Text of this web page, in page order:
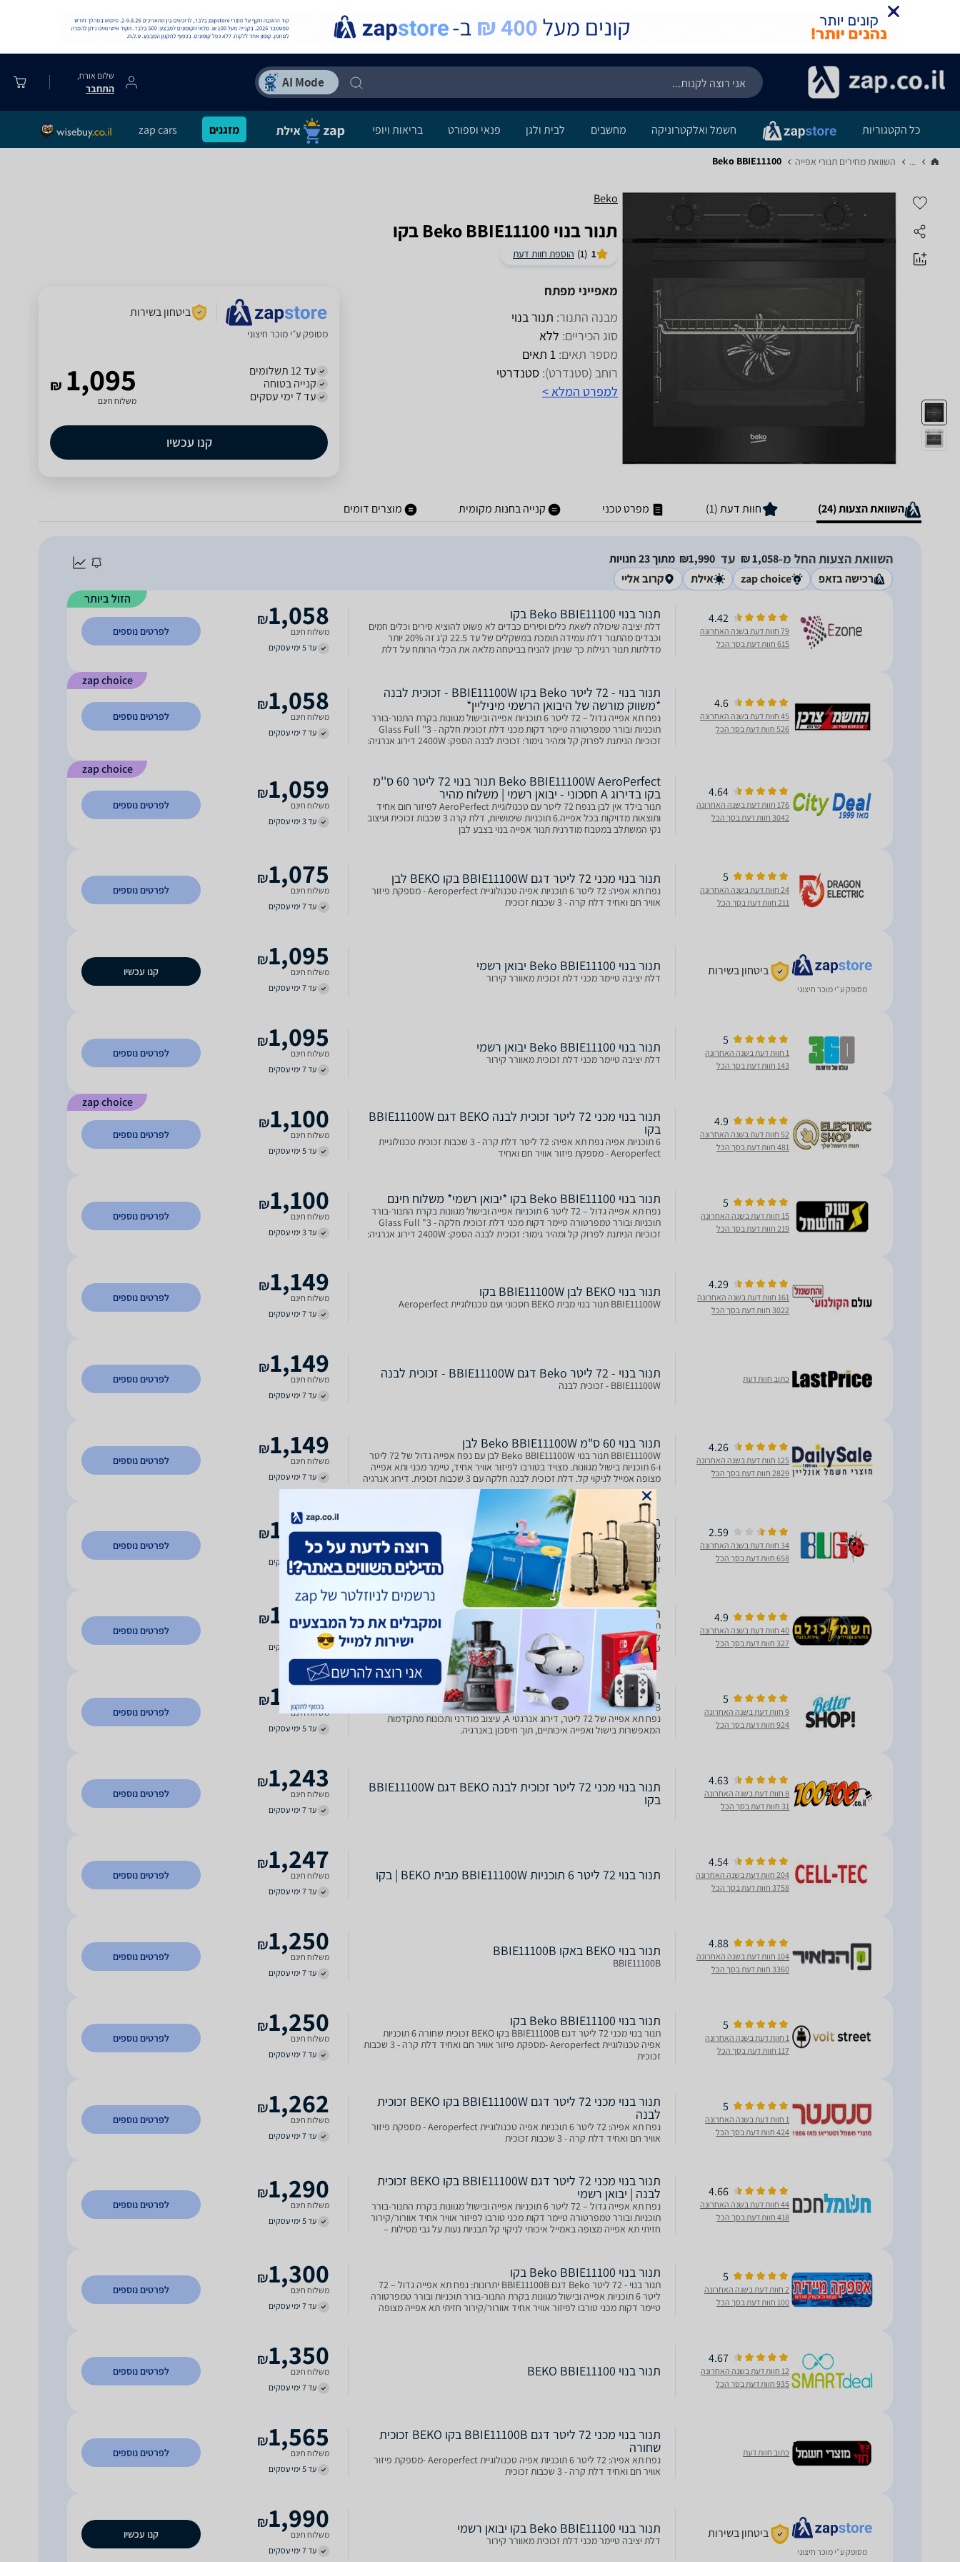
שלום אורח,
התחבר
כל הקטגוריות חשמל ואלקטרוניקה מחשבים לבית ולגן פנאי וספורט בריאות ויופי מזגנים zap cars
... השוואת מחירים תנורי אפייה‏ Beko BBIE11100
Beko
‏תנור בנוי Beko BBIE11100 בקו
1
(1) הוספת חוות דעת
מאפייני מפתח
מבנה התנור: תנור בנוי
סוג הכיריים: ללא
מספר תאים: 1 תאים
רוחב (סטנדרט): סטנדרטי
למפרט המלא >
ביטחון בשירות
מסופק ע״י מוכר חיצוני
עד 12 תשלומים
קנייה בטוחה
עד 7 ימי עסקים
₪ 1,095
משלוח חינם
קנו עכשיו
השוואת הצעות (24) חוות דעת (1) מפרט טכני קנייה בחנות מקומית מוצרים דומים
השוואת הצעות החל מ-1,058‏ ₪ עד 1,990‏₪
מתוך 23 חנויות
רכישה בזאפ
zap choice אילת
קרוב אליי
הזול ביותר
4.42
79 חוות דעת בשנה האחרונה
615 חוות דעת בסך הכל
‏תנור בנוי Beko BBIE11100 בקו
דלת יציבה שיכולה לשאת כלים וסירים כבדים לא פשוט להוציא סירים וכלים חמים
וכבדים מהתנור דלת עמידה תומכת במשקלים של עד 22.5 ק'ג זה 20% יותר
מדלתות תנור רגילות כך שניתן להניח בביטחה מלאה את הכלי הרותח על דלת
1,058
₪
משלוח חינם
עד 5 ימי עסקים
לפרטים נוספים
zap choice
4.6
45 חוות דעת בשנה האחרונה
526 חוות דעת בסך הכל
תנור בנוי - 72 ליטר Beko בקו BBIE11100W - זכוכית לבנה
*משווק מורשה של היבואן הרשמי מיניליין*
נפח תא אפייה גדול – 72 ליטר 6 תוכניות אפייה ובישול מגוונות בקרת התנור-בורר
תוכניות ובורר טמפרטורה טיימר דקות מכני דלת זכוכית חלקה - Glass Full ''3
זכוכיות הניתנת לפרוק קל ומהיר גימור: זכוכית לבנה הספק: 2400W דירוג אנרגיה:
1,058
₪
משלוח חינם
עד 7 ימי עסקים
לפרטים נוספים
zap choice
4.64
176 חוות דעת בשנה האחרונה
3042 חוות דעת בסך הכל
Beko BBIE11100W AeroPerfect תנור בנוי 72 ליטר 60 ס''מ
בקו בדירוג A חסכוני - יבואן רשמי | משלוח מהיר
תנור בילד אין לבן בנפח 72 ליטר עם טכנולוגיית AeroPerfect לפיזור חום אחיד
ותוצאות מדויקות בכל אפייה.6 תוכניות שימושיות, דלת קרה 3 שכבות זכוכית ועיצוב
נקי המשתלב במטבח מודרנית תנור אפייה בנוי בצבע לבן
1,059
₪
משלוח חינם
עד 3 ימי עסקים
לפרטים נוספים
5
24 חוות דעת בשנה האחרונה
211 חוות דעת בסך הכל
תנור בנוי מכני 72 ליטר דגם BBIE11100W בקו BEKO לבן
נפח תא אפיה: 72 ליטר 6 תוכניות אפיה טכנולוגיית Aeroperfect - מספקת פיזור
אוויר חם ואחיד דלת קרה - 3 שכבות זכוכית
1,075
₪
משלוח חינם
עד 7 ימי עסקים
לפרטים נוספים
מסופק ע״י מוכר חיצוני
ביטחון בשירות תנור בנוי Beko BBIE11100 יבואן רשמי
דלת יציבה טיימר מכני דלת זכוכית מאוורר קירור
1,095
₪
משלוח חינם
עד 7 ימי עסקים
קנו עכשיו
5
1 חוות דעת בשנה האחרונה
143 חוות דעת בסך הכל
תנור בנוי Beko BBIE11100 יבואן רשמי
דלת יציבה טיימר מכני דלת זכוכית מאוורר קירור
1,095
₪
משלוח חינם
עד 7 ימי עסקים
לפרטים נוספים
zap choice
4.9
52 חוות דעת בשנה האחרונה
481 חוות דעת בסך הכל
תנור בנוי מכני 72 ליטר זכוכית לבנה BEKO דגם BBIE11100W
בקו
6 תוכניות אפיה נפח תא אפיה: 72 ליטר דלת קרה - 3 שכבות זכוכית טכנולוגיית
Aeroperfect - מספקת פיזור אוויר חם ואחיד
1,100
₪
משלוח חינם
עד 5 ימי עסקים
לפרטים נוספים
5
15 חוות דעת בשנה האחרונה
219 חוות דעת בסך הכל
‏תנור בנוי Beko BBIE11100 בקו *יבואן רשמי* משלוח חינם
נפח תא אפייה גדול – 72 ליטר 6 תוכניות אפייה ובישול מגוונות בקרת התנור-בורר
תוכניות ובורר טמפרטורה טיימר דקות מכני דלת זכוכית חלקה - Glass Full "3
זכוכיות הניתנת לפרוק קל ומהיר גימור: זכוכית לבנה הספק: 2400W דירוג אנרגיה:
1,100
₪
משלוח חינם
עד 3 ימי עסקים
לפרטים נוספים
4.29
161 חוות דעת בשנה האחרונה
3022 חוות דעת בסך הכל
תנור בנוי BEKO לבן BBIE11100W בקו
BBIE11100W תנור בנוי מבית BEKO חסכוני ועם טכנולוגיית Aeroperfect
1,149
₪
משלוח חינם
עד 7 ימי עסקים
לפרטים נוספים
כתוב חוות דעת תנור בנוי - 72 ליטר Beko דגם BBIE11100W - זכוכית לבנה
BBIE11100W - זכוכית לבנה
1,149
₪
משלוח חינם
עד 7 ימי עסקים
לפרטים נוספים
4.26
125 חוות דעת בשנה האחרונה
2829 חוות דעת בסך הכל
תנור בנוי 60 ס"מ Beko BBIE11100W לבן
BBIE11100W תנור בנוי Beko BBIE11100W לבן עם נפח אפייה גדול של 72 ליטר
ו-6 תוכניות בישול מגוונות. מצויד בטורבו לפיזור אוויר אחיד, טיימר מכני ותא אפייה
מצופה אמייל לניקוי קל. דלת זכוכית לבנה חלקה עם 3 שכבות זכוכית. דירוג אנרגיה
A.
1,149
₪
משלוח חינם
עד 7 ימי עסקים
לפרטים נוספים
2.59
34 חוות דעת בשנה האחרונה
658 חוות דעת בסך הכל
Beko בקו
BBIE11100W - זכוכית לבנה נפח תא אפייה גדול – 72 ליטר 6 תוכניות אפייה
ובישול מגוונות בקרת התנור-בורר תוכניות ובורר טמפרטורה טיימר דקות מכני דלת
זכוכית חלקה - Glass Full "3 זכוכיות הניתנת לפרוק קל ומהיר גימור: זכוכית לבנה
הספק: 2400W דירוג אנרגיה: A
1,149
₪
משלוח חינם
עד 4 ימי עסקים
לפרטים נוספים
4.9
40 חוות דעת בשנה האחרונה
327 חוות דעת בסך הכל
תנור בנוי Beko BBIE11100 בקו
תנור בנוי - 72 ליטר Beko דגם BBIE11100B יתרונות: נפח תא אפייה גדול – 72
ליטר 6 תוכניות אפייה ובישול מגוונות בקרת התנור-בורר תוכניות ובורר טמפרטורה
טיימר דקות מכני טורבו לפיזור אוויר אחיד אוורור/קירור חזיתי תא אפייה מצופה
באמייל איכותי לניקוי קל תבניות נע
1,160
₪
משלוח חינם
עד 7 ימי עסקים
לפרטים נוספים
5
9 חוות דעת בשנה האחרונה
924 חוות דעת בסך הכל
תנור בילד אין 72 ליטר בקו Beko BBIE11100B גימור שחור
נפח תא אפייה של 72 ליטר, דירוג אנרגטי A, עיצוב מודרני ותכונות מתקדמות
המאפשרות בישול ואפייה איכותיים, תוך חיסכון באנרגיה.
1,165
₪
משלוח חינם
עד 5 ימי עסקים
לפרטים נוספים
4.63
8 חוות דעת בשנה האחרונה
31 חוות דעת בסך הכל
תנור בנוי מכני 72 ליטר זכוכית לבנה BEKO דגם BBIE11100W
בקו
1,243
₪
משלוח חינם
עד 7 ימי עסקים
לפרטים נוספים
4.54
204 חוות דעת בשנה האחרונה
3758 חוות דעת בסך הכל
תנור בנוי 72 ליטר 6 תוכניות BBIE11100W מבית BEKO | בקו 1,247
₪
משלוח חינם
עד 7 ימי עסקים
לפרטים נוספים
4.88
104 חוות דעת בשנה האחרונה
3360 חוות דעת בסך הכל
תנור בנוי BEKO באקו BBIE11100B
BBIE11100B
1,250
₪
משלוח חינם
עד 7 ימי עסקים
לפרטים נוספים
5
1 חוות דעת בשנה האחרונה
117 חוות דעת בסך הכל
‏תנור בנוי Beko BBIE11100 בקו
תנור בנוי מכני 72 ליטר דגם BBIE11100B בקו BEKO זכוכית שחורה 6 תוכניות
אפיה טכנולוגיית Aeroperfect -מספקת פיזור אוויר חם ואחיד דלת קרה - 3 שכבות
זכוכית
1,250
₪
משלוח חינם
עד 7 ימי עסקים
לפרטים נוספים
5
1 חוות דעת בשנה האחרונה
424 חוות דעת בסך הכל
תנור בנוי מכני 72 ליטר דגם BBIE11100W בקו BEKO זכוכית
לבנה
נפח תא אפיה: 72 ליטר 6 תוכניות אפיה טכנולוגיית Aeroperfect - מספקת פיזור
אוויר חם ואחיד דלת קרה - 3 שכבות זכוכית
1,262
₪
משלוח חינם
עד 7 ימי עסקים
לפרטים נוספים
4.66
44 חוות דעת בשנה האחרונה
418 חוות דעת בסך הכל
תנור בנוי מכני 72 ליטר דגם BBIE11100W בקו BEKO זכוכית
לבנה | יבואן רשמי
נפח תא אפייה גדול – 72 ליטר 6 תוכניות אפייה ובישול מגוונות בקרת התנור-בורר
תוכניות ובורר טמפרטורה טיימר דקות מכני טורבו לפיזור אוויר אחיד אוורור/קירור
חזיתי תא אפייה מצופה באמייל איכותי לניקוי קל תבניות נעות על גבי מסילות –
1,290
₪
משלוח חינם
עד 5 ימי עסקים
לפרטים נוספים
5
2 חוות דעת בשנה האחרונה
100 חוות דעת בסך הכל
תנור בנוי Beko BBIE11100 בקו
תנור בנוי - 72 ליטר Beko דגם BBIE11100B יתרונות: נפח תא אפייה גדול – 72
ליטר 6 תוכניות אפייה ובישול מגוונות בקרת התנור-בורר תוכניות ובורר טמפרטורה
טיימר דקות מכני טורבו לפיזור אוויר אחיד אוורור/קירור חזיתי תא אפייה מצופה
1,300
₪
משלוח חינם
עד 7 ימי עסקים
לפרטים נוספים
4.67
12 חוות דעת בשנה האחרונה
935 חוות דעת בסך הכל
תנור בנוי BEKO BBIE11100 1,350
₪
משלוח חינם
עד 7 ימי עסקים
לפרטים נוספים
כתוב חוות דעת
תנור בנוי מכני 72 ליטר דגם BBIE11100B בקו BEKO זכוכית
שחורה
נפח תא אפיה: 72 ליטר 6 תוכניות אפיה טכנולוגיית Aeroperfect -מספקת פיזור
אוויר חם ואחיד דלת קרה - 3 שכבות זכוכית
1,565
₪
משלוח חינם
עד 5 ימי עסקים
לפרטים נוספים
מסופק ע״י מוכר חיצוני
ביטחון בשירות ‏תנור בנוי Beko BBIE11100 בקו יבואן רשמי
דלת יציבה טיימר מכני דלת זכוכית מאוורר קירור
1,990
₪
משלוח חינם
עד 7 ימי עסקים
קנו עכשיו